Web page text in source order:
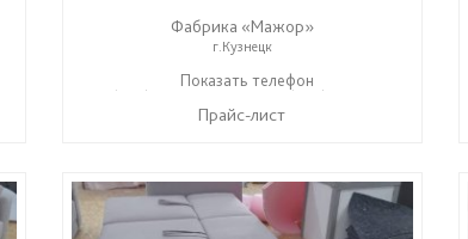
Фабрика «Мажор»
г.Кузнецк
+7 (999) 611-98-99 ☎+7 (999) 610-99-95
Показать телефон
Прайс-лист